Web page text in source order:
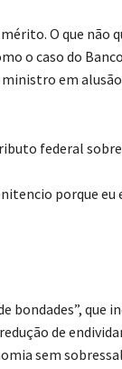
O que não
o caso do
em
federal
porque eu
bondades”, que
de
sem